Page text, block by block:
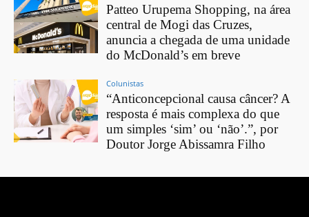
Patteo Urupema Shopping, na área
central de Mogi das Cruzes,
anuncia a chegada de uma unidade
do McDonald’s em breve
Colunistas
“Anticoncepcional causa câncer? A
resposta é mais complexa do que
um simples ‘sim’ ou ‘não’.”, por
Doutor Jorge Abissamra Filho